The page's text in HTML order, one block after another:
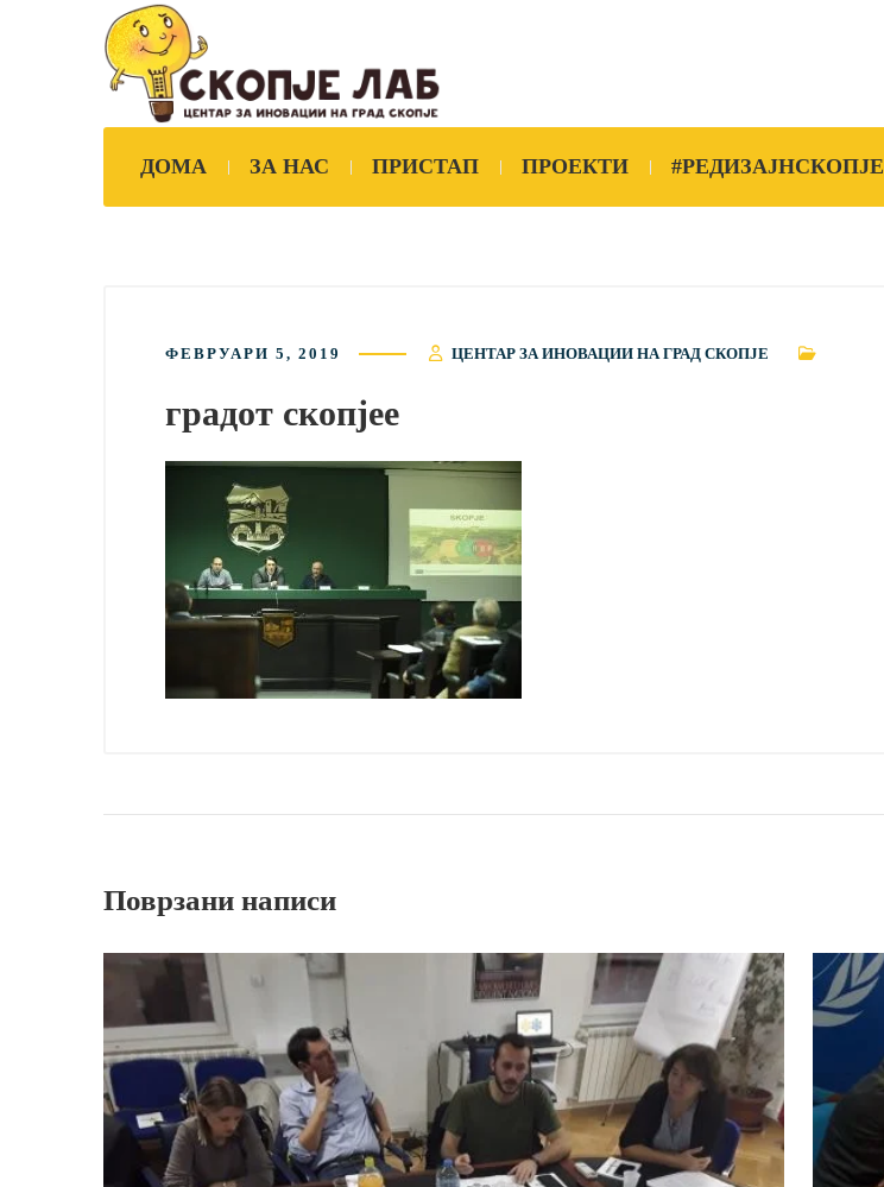
ДОМА ЗА НАС ПРИСТАП ПРОЕКТИ #РЕДИЗАЈНСКОПЈЕ
ФЕВРУАРИ 5, 2019 ЦЕНТАР ЗА ИНОВАЦИИ НА ГРАД СКОПЈЕ
градот скопјее
Поврзани написи